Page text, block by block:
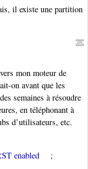
il existe une partition
mon moteur de
on avant que les
semaines à résoudre
en téléphonant à
d’utilisateurs, etc.
enabled ;